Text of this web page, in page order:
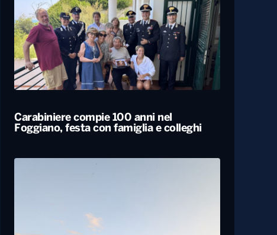
Carabiniere compie 100 anni nel
Foggiano, festa con famiglia e colleghi